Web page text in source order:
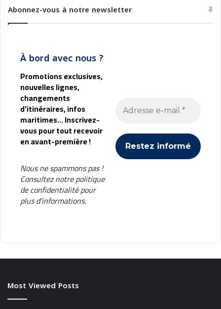
Abonnez-vous à notre newsletter
À bord avec nous ?
Promotions exclusives,
nouvelles lignes,
changements
d’itinéraires, infos
maritimes... Inscrivez-
vous pour tout recevoir
en avant-première !
Nous ne spammons pas !
Consultez notrepolitique
de confidentialitépour
plus d’informations.
Most Viewed Posts